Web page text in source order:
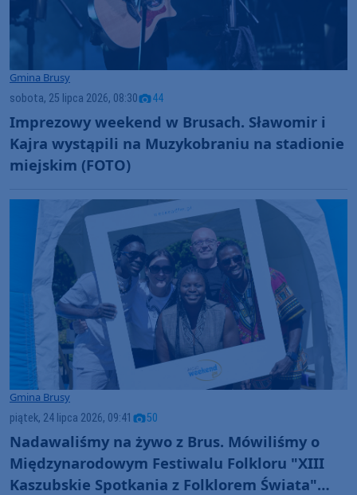
Gmina Brusy
sobota, 25 lipca 2026, 08:30 44
Imprezowy weekend w Brusach. Sławomir i
Kajra wystąpili na Muzykobraniu na stadionie
miejskim (FOTO)
Gmina Brusy
piątek, 24 lipca 2026, 09:41 50
Nadawaliśmy na żywo z Brus. Mówiliśmy o
Międzynarodowym Festiwalu Folkloru "XIII
Kaszubskie Spotkania z Folklorem Świata"